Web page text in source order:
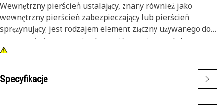
Wewnętrzny pierścień ustalający, znany również jako
wewnętrzny pierścień zabezpieczający lub pierścień
sprężynujący, jest rodzajem element złączny używanego do
mocowania i mocowania elementów w otworze lub
obudowie. W przeciwieństwie do zewnętrznych pierścieni
wewnętrzne pierścienie sprężynujące są instalowane
wewnątrz otworu lub rowka, aby utrzymać elementy na
Specyfikacje